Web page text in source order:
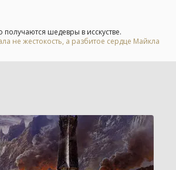
шедевры в исскустве.
не жестокость, а разбитое сердце Майкла